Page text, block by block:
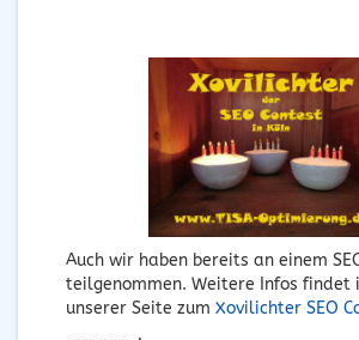
Auch wir haben bereits an einem
teilgenommen. Weitere Infos findet
unserer Seite zum Xovilichter SEO